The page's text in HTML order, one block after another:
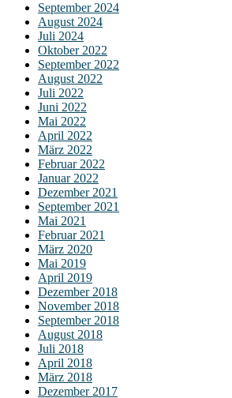
September 2024
August 2024
Juli 2024
Oktober 2022
September 2022
August 2022
Juli 2022
Juni 2022
Mai 2022
April 2022
März 2022
Februar 2022
Januar 2022
Dezember 2021
September 2021
Mai 2021
Februar 2021
März 2020
Mai 2019
April 2019
Dezember 2018
November 2018
September 2018
August 2018
Juli 2018
April 2018
März 2018
Dezember 2017